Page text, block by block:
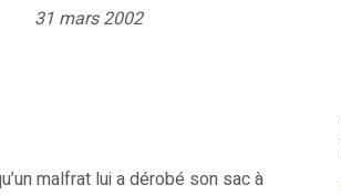
31 mars 2002
malfrat lui a dérobé son sac à